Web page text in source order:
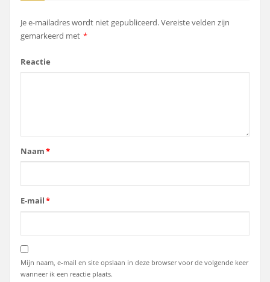
Je e-mailadres wordt niet gepubliceerd.Vereiste velden zijn
gemarkeerd met *
Reactie
Naam*
E-mail*
Mijn naam, e-mail en site opslaan in deze browser voor de volgende keer
wanneer ik een reactie plaats.